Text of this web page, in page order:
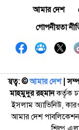
আমার দেশ
গোপনীয়তা
স্বত্ব: ©️আমার দেশ|
মাহমুদুর রহমানকর্তৃক
ইসলাম অ্যাভিনিউ,
আমার দেশ